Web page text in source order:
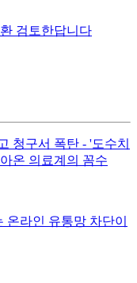
검토한답니다
청구서 폭탄 - '도수치
온 의료계의 꼼수
라인 유통망 차단이